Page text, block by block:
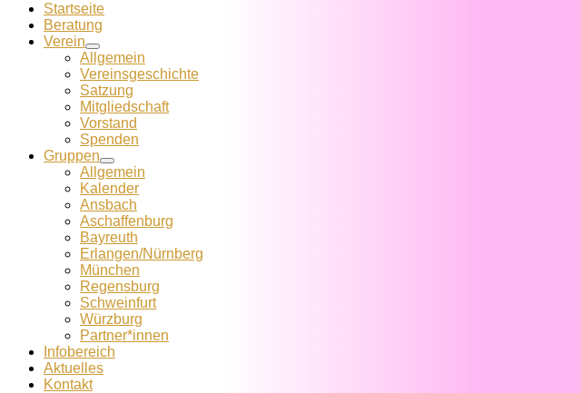
Startseite
Beratung
Verein
Allgemein
Vereins­geschichte
Satzung
Mitglied­schaft
Vorstand
Spenden
Gruppen
Allgemein
Kalender
Ansbach
Aschaffenburg
Bayreuth
Erlangen/Nürnberg
München
Regensburg
Schweinfurt
Würzburg
Partner*innen
Infobereich
Aktuelles
Kontakt